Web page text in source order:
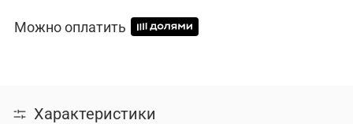
Можно оплатить
Характеристики